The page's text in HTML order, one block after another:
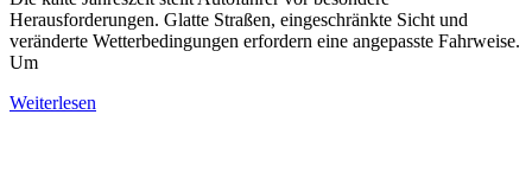
Herausforderungen. Glatte Straßen, eingeschränkte Sicht und
veränderte Wetterbedingungen erfordern eine angepasste Fahrweise.
Um
Weiterlesen